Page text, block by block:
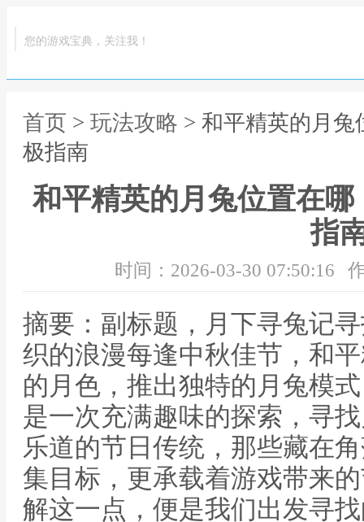
您的游戏宝典，关注我！
首页 > 玩法攻略 > 和平精英的月
极指南
和平精英的月兔位置在
指
时间：2026-03-30 07:50:16
摘要：副标题，月下寻兔记
织的浪漫每逢中秋佳节，和
的月色，推出独特的月兔模
是一次充满趣味的探索，寻
乐道的节日传统，那些藏在
集目标，更承载着游戏带来
解这一点，便是我们出发寻